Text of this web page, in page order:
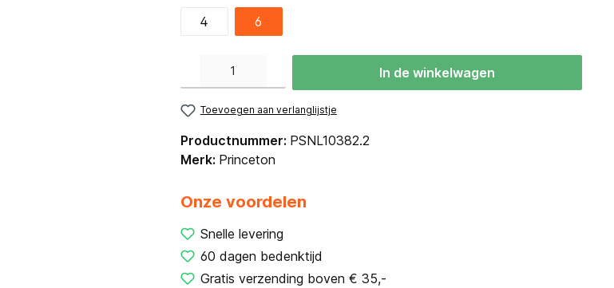
4
6
In de winkelwagen
Toevoegen aan verlanglijstje
Productnummer: PSNL10382.2
Merk: Princeton
Onze voordelen
Snelle levering
60 dagen bedenktijd
Gratis verzending boven € 35,-